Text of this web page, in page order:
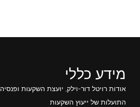
מידע כללי
אודות רויטל דור-וילק, יועצת השקעות ופנסיה
התועלות של ייעוץ השקעות